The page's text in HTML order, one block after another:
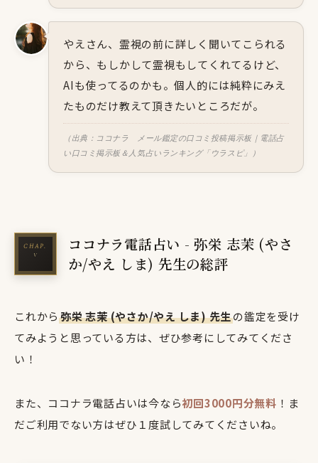
やえさん、霊視の前に詳しく聞いてこられる
から、もしかして霊視もしてくれてるけど、
AIも使ってるのかも。個人的には純粋にみえ
たものだけ教えて頂きたいところだが。
（出典：ココナラ メール鑑定の口コミ投稿掲示板｜電話占
い口コミ掲示板＆人気占いランキング「ウラスピ」）
ココナラ電話占い - 弥栄 志茉 (やさ
か/やえ しま) 先生の総評
これから弥栄 志茉 (やさか/やえ しま) 先生の鑑定を受け
てみようと思っている方は、ぜひ参考にしてみてくださ
い！
また、ココナラ電話占いは今なら初回3000円分無料 ！ま
だご利用でない方はぜひ１度試してみてくださいね。